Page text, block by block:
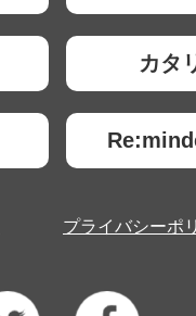
カタ
プライバシーポ